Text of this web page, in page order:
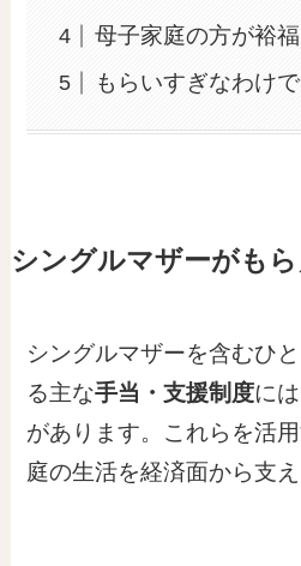
母子家庭の方が裕
もらいすぎなわけ
シングルマザーがも
シングルマザーを含むひ
る主な手当・支援制度に
があります。これらを活
庭の生活を経済面から支